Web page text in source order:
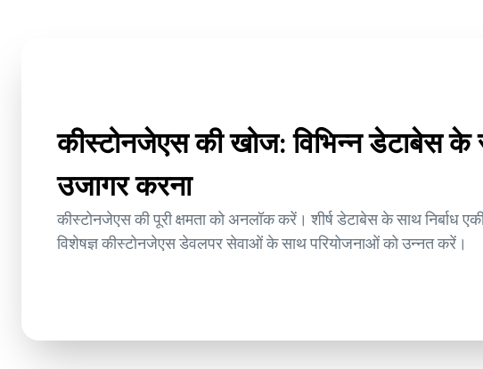
कीस्टोनजेएस की खोज: विभिन्न डेटाबेस के
उजागर करना
कीस्टोनजेएस की पूरी क्षमता को अनलॉक करें। शीर्ष डेटाबेस के साथ निर्बाध
विशेषज्ञ कीस्टोनजेएस डेवलपर सेवाओं के साथ परियोजनाओं को उन्नत करें।